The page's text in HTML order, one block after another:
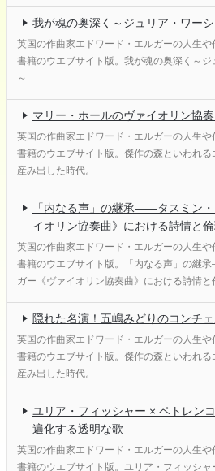
我が魂の奥深く～ジュリア・ワー
英国の作曲家エドワード・エルガーの人生
書籍のウエブサイト版。我が魂の奥深く～ジ
～
マリー・ホールのヴァイオリン協奏
英国の作曲家エドワード・エルガーの人生
書籍のウエブサイト版。傑作の森といわれ
産み出した時代。
「内なる声」の継承——タスミン
イオリン協奏曲》における詩情と
英国の作曲家エドワード・エルガーの人生
書籍のウエブサイト版。「内なる声」の継
ガー《ヴァイオリン協奏曲》における詩情と
隠れた名演！五嶋みどりのコンチェ
英国の作曲家エドワード・エルガーの人生
書籍のウエブサイト版。傑作の森といわれ
産み出した時代。
ユリア・フィッシャー × ペトレン
遍化する透明な歌
英国の作曲家エドワード・エルガーの人生
書籍のウエブサイト版。ユリア・フィッシ